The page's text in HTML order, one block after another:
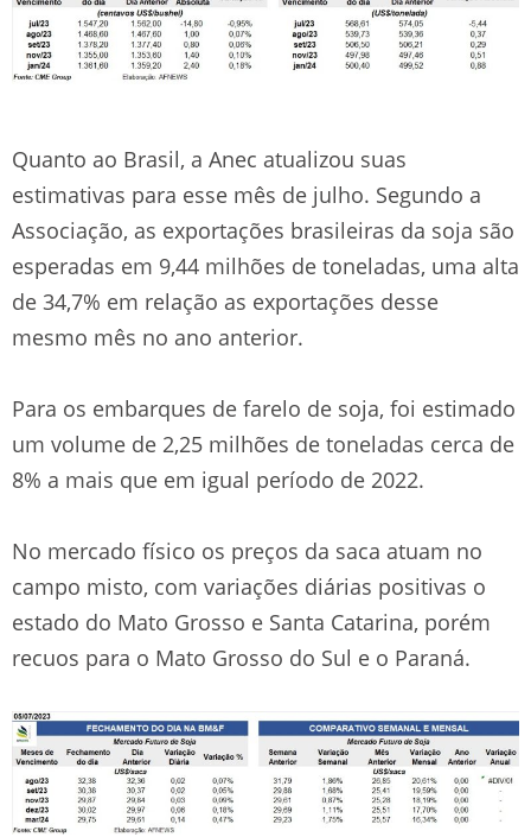
Quanto ao Brasil, a Anec atualizou suas
estimativas para esse mês de julho. Segundo a
Associação, as exportações brasileiras da soja são
esperadas em 9,44 milhões de toneladas, uma alta
de 34,7% em relação as exportações desse
mesmo mês no ano anterior.
Para os embarques de farelo de soja, foi estimado
um volume de 2,25 milhões de toneladas cerca de
8% a mais que em igual período de 2022.
No mercado físico os preços da saca atuam no
campo misto, com variações diárias positivas o
estado do Mato Grosso e Santa Catarina, porém
recuos para o Mato Grosso do Sul e o Paraná.